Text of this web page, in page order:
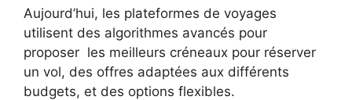
Aujourd’hui, les plateformes de voyages
utilisent des algorithmes avancés pour
proposer les meilleurs créneaux pour réserver
un vol, des offres adaptées aux différents
budgets, et des options flexibles.